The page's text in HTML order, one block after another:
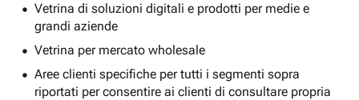
Vetrina di soluzioni digitali e prodotti per medie e
grandi aziende
Vetrina per mercato wholesale
Aree clienti specifiche per tutti i segmenti sopra
riportati per consentire ai clienti di consultare propria